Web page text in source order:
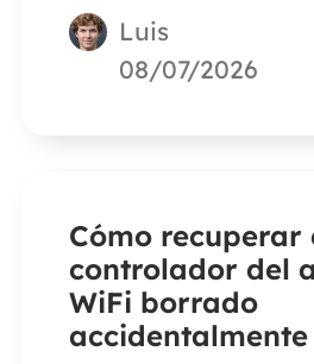
archivos .lnk
Windows. Lee el
Luis
08/07/2026
Cómo recuperar
controlador del
WiFi borrado
accidentalmente